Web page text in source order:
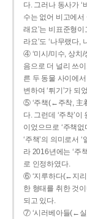
다. 그러나 동사가 ‘
수는 없어 비고에서
래요’는 비표준형이
라요’도 ‘나무랬다,
④ ‘미시/미수, 상치/
음으로 더 널리 쓰
른 두 동물 사이에서
변하여 ‘튀기’가 되
⑤ ‘주책(←주착, 主
다. 그런데 ‘주착’
이었으므로 ‘주책
‘주책’의 의미로서
라 2016년에는 ‘주
로 인정하였다.
⑥ ‘지루하다(←지리
한 형태를 취한 것이
되고 있다.
⑦ ‘시러베아들(←